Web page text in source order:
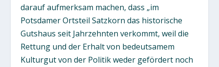
darauf aufmerksam machen, dass „im
Potsdamer Ortsteil Satzkorn das historische
Gutshaus seit Jahrzehnten verkommt, weil die
Rettung und der Erhalt von bedeutsamem
Kulturgut von der Politik weder gefördert noch